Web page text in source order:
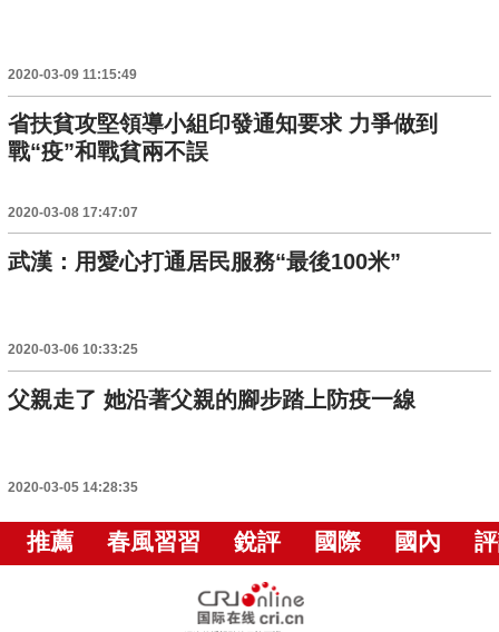
2020-03-09 11:15:49
省扶貧攻堅領導小組印發通知要求 力爭做到
戰“疫”和戰貧兩不誤
2020-03-08 17:47:07
武漢：用愛心打通居民服務“最後100米”
2020-03-06 10:33:25
父親走了 她沿著父親的腳步踏上防疫一線
2020-03-05 14:28:35
推薦 春風習習 銳評 國際 國內